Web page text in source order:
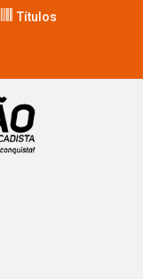
Títulos